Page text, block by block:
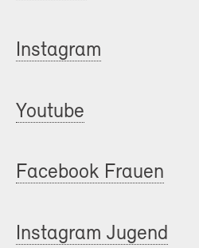
Instagram
Youtube
Facebook Frauen
Instagram Jugend